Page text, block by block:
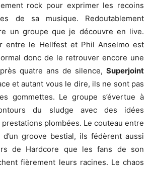
rock pour exprimer les recoins
de sa musique. Redoutablement
un groupe que je découvre en live.
entre le Hellfest et Phil Anselmo est
donc de le retrouver encore une
quatre ans de silence, Superjoint
et autant vous le dire, ils ne sont pas
gommettes. Le groupe s’évertue à
du sludge avec des idées
plombées. Le couteau entre
groove bestial, ils fédèrent aussi
de Hardcore que les fans de son
fièrement leurs racines. Le chaos